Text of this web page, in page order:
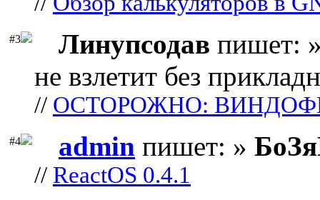
#3 Линупсодав пишет:
не взлетит без
// ОСТОРОЖНО:
#4 admin пишет: »
// ReactOS 0.4.1